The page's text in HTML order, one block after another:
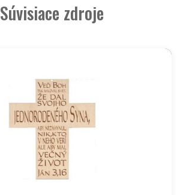
Súvisiace zdroje